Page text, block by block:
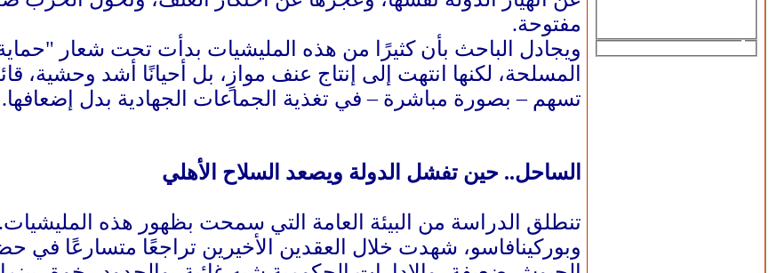
مفتوحة.
ويجادل الباحث بأن كثيرًا من هذه المليشيات بدأت تحت شعار
المسلحة، لكنها انتهت إلى إنتاج عنف موازٍ، بل أحيانًا أشد وحشية،
تسهم – بصورة مباشرة – في تغذية الجماعات الجهادية بدل إضعافها.
الساحل.. حين تفشل الدولة ويصعد السلاح الأهلي
تنطلق الدراسة من البيئة العامة التي سمحت بظهور هذه
وبوركينافاسو، شهدت خلال العقدين الأخيرين تراجعًا متسارعًا في